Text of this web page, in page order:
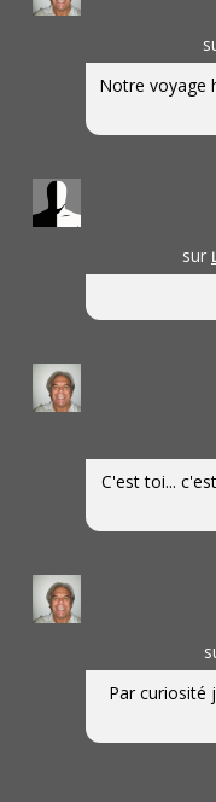
Notre voyage
sur
C'est toi...
Par curiosité